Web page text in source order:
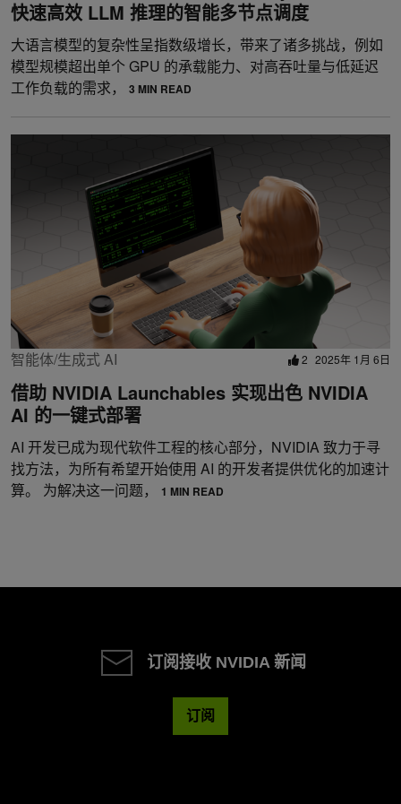
快速高效 LLM 推理的智能多节点调度
大语言模型的复杂性呈指数级增长，带来了诸多挑战，例如
模型规模超出单个 GPU 的承载能力、对高吞吐量与低延迟
工作负载的需求，
3 MIN READ
智能体/生成式 AI 2 2025年 1月 6日
借助 NVIDIA Launchables 实现出色 NVIDIA
AI 的一键式部署
AI 开发已成为现代软件工程的核心部分，NVIDIA 致力于寻
找方法，为所有希望开始使用 AI 的开发者提供优化的加速计
算。 为解决这一问题，
1 MIN READ
订阅接收 NVIDIA 新闻
订阅